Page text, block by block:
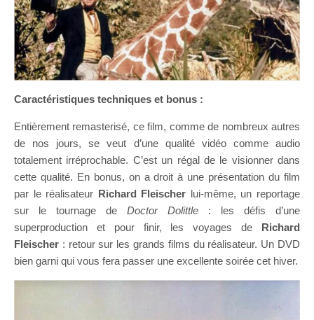
Caractéristiques techniques et bonus :
Entièrement remasterisé, ce film, comme de nombreux autres
de nos jours, se veut d’une qualité vidéo comme audio
totalement irréprochable. C’est un régal de le visionner dans
cette qualité. En bonus, on a droit à une présentation du film
par le réalisateur Richard Fleischer lui-même, un reportage
sur le tournage de Doctor Dolittle : les défis d’une
superproduction et pour finir, les voyages de Richard
Fleischer : retour sur les grands films du réalisateur. Un DVD
bien garni qui vous fera passer une excellente soirée cet hiver.